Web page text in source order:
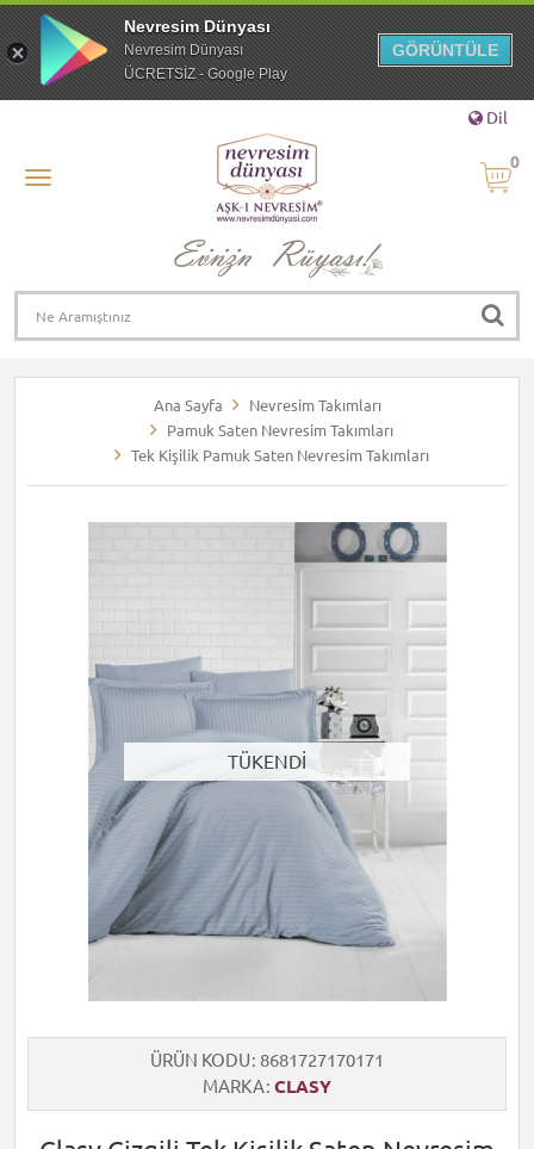
Dil
0
Ana Sayfa
Nevresim Takımları
Pamuk Saten Nevresim Takımları
Tek Kişilik Pamuk Saten Nevresim Takımları
TÜKENDİ
ÜRÜN KODU 8681727170171
MARKA CLASY
Nevresim Dünyası
Nevresim Dünyası
ÜCRETSİZ - Google Play
GÖRÜNTÜLE